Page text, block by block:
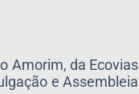
Amorim, da Ecovias
e Assembleia